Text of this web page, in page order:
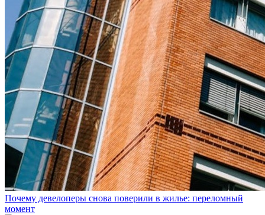
Почему девелоперы снова поверили в жилье: переломный
момент